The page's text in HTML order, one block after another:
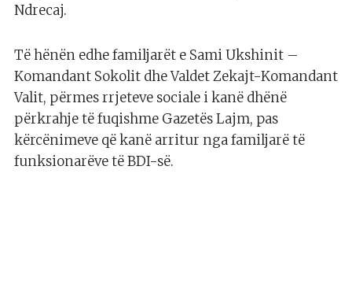
Ndrecaj.
Të hënën edhe familjarët e Sami Ukshinit –
Komandant Sokolit dhe Valdet Zekajt-Komandant
Valit, përmes rrjeteve sociale i kanë dhënë
përkrahje të fuqishme Gazetës Lajm, pas
kërcënimeve që kanë arritur nga familjarë të
funksionarëve të BDI-së.